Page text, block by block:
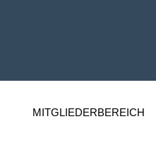
MITGLIEDERBEREICH